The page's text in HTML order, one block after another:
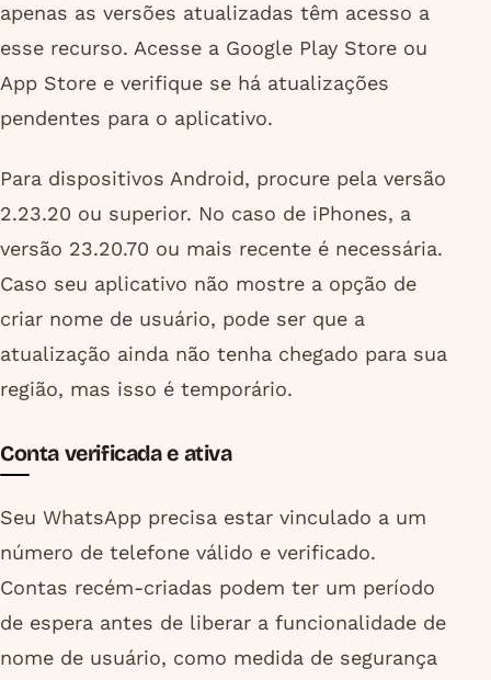
apenas as versões atualizadas têm acesso a
esse recurso. Acesse a Google Play Store ou
App Store e verifique se há atualizações
pendentes para o aplicativo.
Para dispositivos Android, procure pela versão
2.23.20 ou superior. No caso de iPhones, a
versão 23.20.70 ou mais recente é necessária.
Caso seu aplicativo não mostre a opção de
criar nome de usuário, pode ser que a
atualização ainda não tenha chegado para sua
região, mas isso é temporário.
Conta verificada e ativa
Seu WhatsApp precisa estar vinculado a um
número de telefone válido e verificado.
Contas recém-criadas podem ter um período
de espera antes de liberar a funcionalidade de
nome de usuário, como medida de segurança